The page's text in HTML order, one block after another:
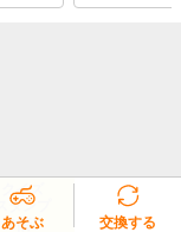
あそぶ
クイズ
スタンプ
2倍! 交換する